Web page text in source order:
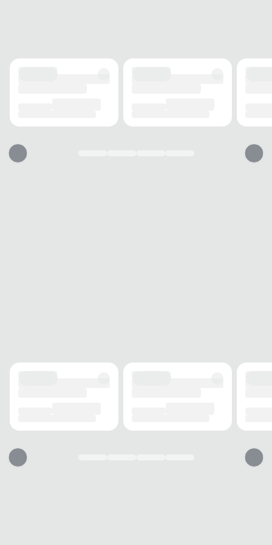
Médio
Acolchoado
Boa
USO